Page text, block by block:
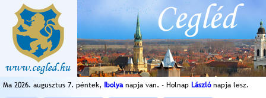
Ma 2026. augusztus 7. péntek, Ibolyanapja van. - Holnap Lászlónapja lesz.